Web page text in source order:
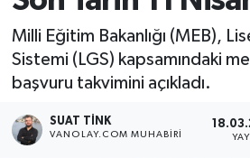
Milli Eğitim Bakanlığı (MEB),
Sistemi (LGS) kapsamındaki
başvuru takvimini açıkladı.
SUAT TINK
VANOLAY.COM MUHABIRI
Sağlık
Eğitim
Bilim & Teknoloji
Süper Lig Puan Durumu ve
Tüm Manşetler
Son Dakika Haberleri